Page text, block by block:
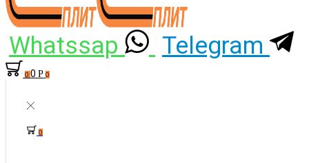
Whatssap Telegram
00Р 0
0